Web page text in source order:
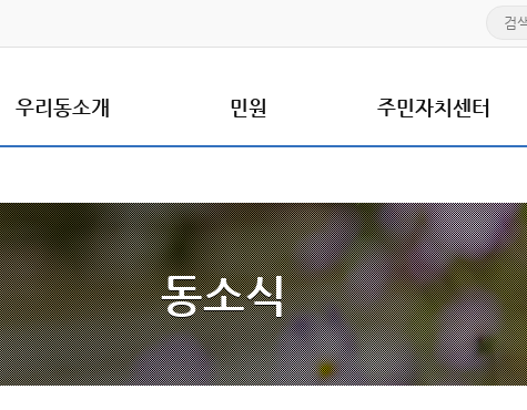
우리동소개 민원 주민자치센터
동소식